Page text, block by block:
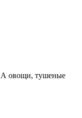
А овощи, тушеные